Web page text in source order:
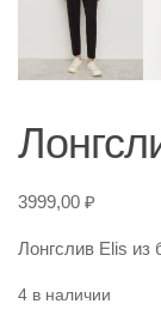
3999,00 ₽
Лонгслив Elis из
4 в наличии